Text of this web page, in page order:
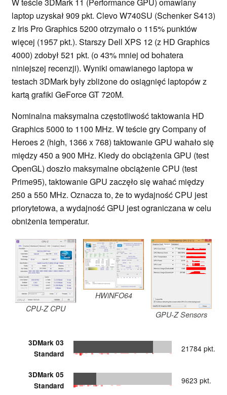
laptop uzyskał 909 pkt. Clevo W740SU (Schenker S413)
z Iris Pro Graphics 5200 otrzymało o 115% punktów
więcej (1957 pkt.). Starszy Dell XPS 12 (z HD Graphics
4000) zdobył 521 pkt. (o 43% mniej od bohatera
niniejszej recenzji). Wyniki omawianego laptopa w
testach 3DMark były zbliżone do osiągnięć laptopów z
kartą grafiki GeForce GT 720M.
Nominalna maksymalna częstotliwość taktowania HD
Graphics 5000 to 1100 MHz. W teście gry Company of
Heroes 2 (high, 1366 x 768) taktowanie GPU wahało się
między 450 a 900 MHz. Kiedy do obciążenia GPU (test
OpenGL) doszło maksymalne obciążenie CPU (test
Prime95), taktowanie GPU zaczęło się wahać między
250 a 550 MHz. Oznacza to, że to wydajność CPU jest
priorytetowa, a wydajność GPU jest ograniczana w celu
obniżenia temperatur.
CPU-Z CPU
HWiNFO64
GPU-Z Sensors
3DMark 03
Standard
21784 pkt.
3DMark 05
Standard
9623 pkt.